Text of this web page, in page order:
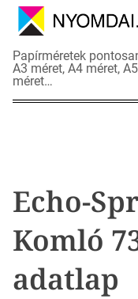
N
y
o
m
a
Papírméretek
A3 méret, A4 méret,
méret…
Echo-
Komló
adatlap